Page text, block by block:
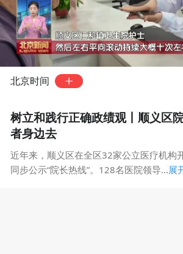
00:00
北京时间
树立和践行正确政绩观丨顺义区
者身边去
近年来，顺义区在全区32家公立医疗机构
同步公示“院长热线”。128名医院领导...展